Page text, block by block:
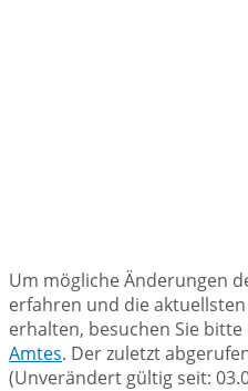
Um mögliche Änderungen
erfahren und die
erhalten, besuchen Sie bitte
Amtes. Der zuletzt
(Unverändert gültig seit: